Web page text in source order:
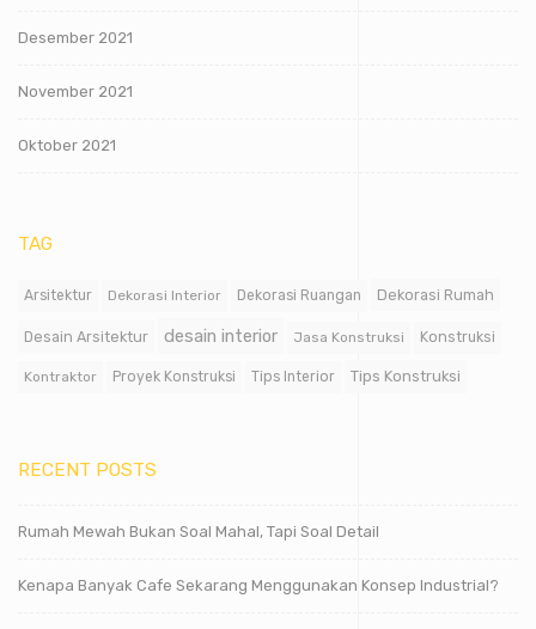
Desember 2021
November 2021
Oktober 2021
TAG
Arsitektur Dekorasi Interior Dekorasi Ruangan Dekorasi Rumah
Desain Arsitektur desain interior Jasa Konstruksi Konstruksi
Kontraktor Proyek Konstruksi Tips Interior Tips Konstruksi
RECENT POSTS
Rumah Mewah Bukan Soal Mahal, Tapi Soal Detail
Kenapa Banyak Cafe Sekarang Menggunakan Konsep Industrial?